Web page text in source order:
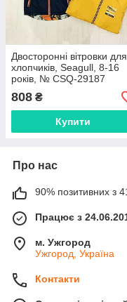
Двосторонні вітровки для
хлопчиків, Seagull, 8-16
років, № CSQ-29187
808 ₴
Купити
Про нас
90% позитивних з
Працює з
м. Ужгород
Ужгород, Україна
Контакти